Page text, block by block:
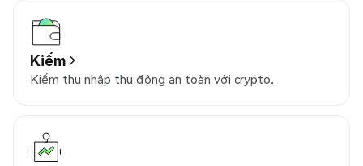
Kiếm
Kiếm thu nhập thụ động an toàn với crypto.